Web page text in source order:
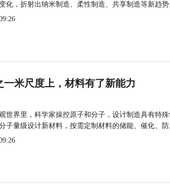
化，折射出纳米制造、柔性制造、共享制造等新趋势
一米尺度上，材料有了新能力
世界里，科学家操控原子和分子，设计制造具有特
子量级设计新材料，按需定制材料的储能、催化、